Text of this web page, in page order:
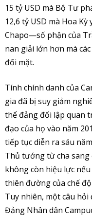
15 tỷ USD mà Bộ Tư
12,6 tỷ USD mà Hoa
Chapo—số phận của
nan giải lớn hơn mà
đối mặt.
Tính chính danh của
gia đã bị suy giảm
thể đảng đối lập quan
đạo của họ vào năm
tiếp tục diễn ra sáu
Thủ tướng từ cha sang
không còn hiệu lực
thiên đường của chế
Tuy nhiên, một câu
Đảng Nhân dân